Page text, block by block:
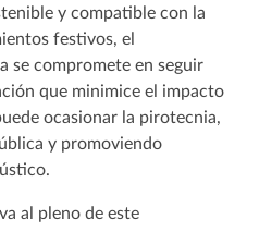
y compatible con la
festivos, el
se compromete en seguir
que minimice el impacto
ocasionar la pirotecnia,
y promoviendo
al pleno de este